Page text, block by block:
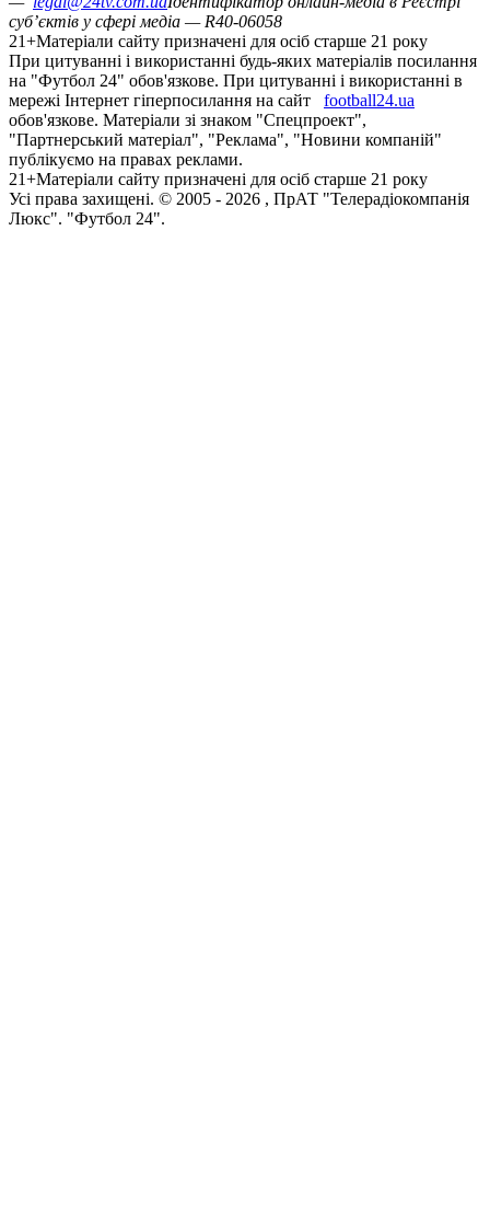
суб’єктів у сфері медіа — R40-06058
21+Матеріали сайту призначені для осіб старше 21 року
При цитуванні і використанні будь-яких матеріалів посилання
на "Футбол 24" обов'язкове. При цитуванні і використанні в
мережі Інтернет гіперпосилання на сайт
football24.ua
обов'язкове. Матеріали зі знаком "Спецпроект",
"Партнерський матеріал", "Реклама", "Новини компаній"
публікуємо на правах реклами.
21+Матеріали сайту призначені для осіб старше 21 року
Усi права захищенi. © 2005 - 2026 , ПрАТ "Телерадіокомпанія
Люкс". "Футбол 24".